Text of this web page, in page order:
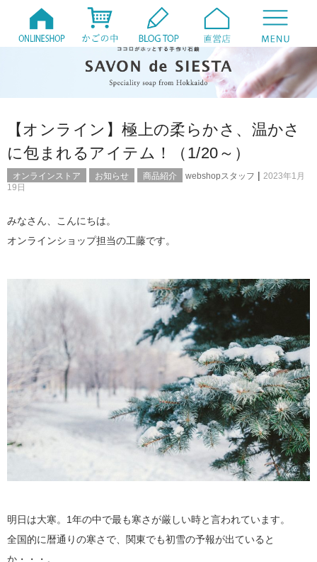
【オンライン】極上の柔らかさ、温かさ
に包まれるアイテム！（1/20～）
オンラインストア お知らせ 商品紹介 webshopスタッフ | 2023年1月
19日
みなさん、こんにちは。
オンラインショップ担当の工藤です。
明日は大寒。1年の中で最も寒さが厳しい時と言われています。
全国的に暦通りの寒さで、関東でも初雪の予報が出ていると
か・・・。